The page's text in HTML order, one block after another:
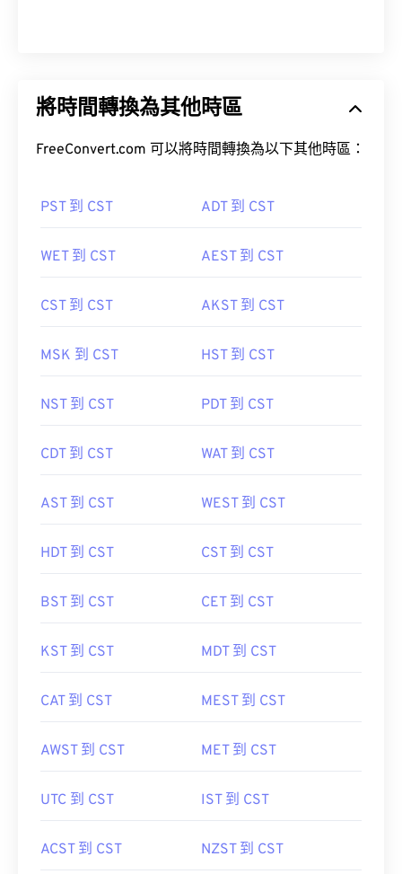
將時間轉換為其他時區
FreeConvert.com 可以將時間轉換為以下其他時區：
PST 到 CST ADT 到 CST
WET 到 CST AEST 到 CST
CST 到 CST AKST 到 CST
MSK 到 CST HST 到 CST
NST 到 CST PDT 到 CST
CDT 到 CST WAT 到 CST
AST 到 CST WEST 到 CST
HDT 到 CST CST 到 CST
BST 到 CST CET 到 CST
KST 到 CST MDT 到 CST
CAT 到 CST MEST 到 CST
AWST 到 CST MET 到 CST
UTC 到 CST IST 到 CST
ACST 到 CST NZST 到 CST